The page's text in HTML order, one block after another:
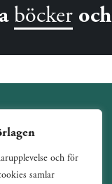
och för
samlar
böcker och
förlag
utgivning